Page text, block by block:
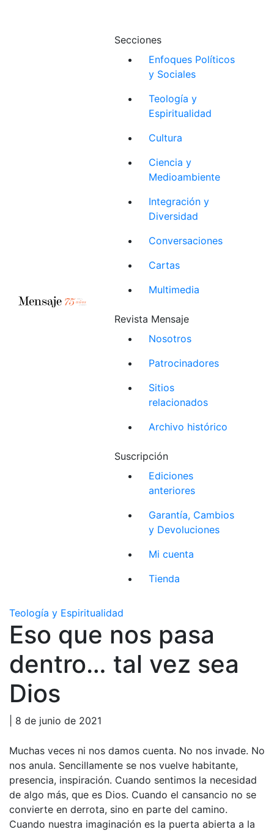
Secciones
Enfoques Políticos
y Sociales
Teología y
Espiritualidad
Cultura
Ciencia y
Medioambiente
Integración y
Diversidad
Conversaciones
Cartas
Multimedia
Revista Mensaje
Nosotros
Patrocinadores
Sitios
relacionados
Archivo histórico
Suscripción
Ediciones
anteriores
Garantía, Cambios
y Devoluciones
Mi cuenta
Tienda
Teología y Espiritualidad
Eso que nos pasa
dentro… tal vez sea
Dios
| 8 de junio de 2021
Muchas veces ni nos damos cuenta. No nos invade. No
nos anula. Sencillamente se nos vuelve habitante,
presencia, inspiración. Cuando sentimos la necesidad
de algo más, que es Dios. Cuando el cansancio no se
convierte en derrota, sino en parte del camino.
Cuando nuestra imaginación es la puerta abierta a la